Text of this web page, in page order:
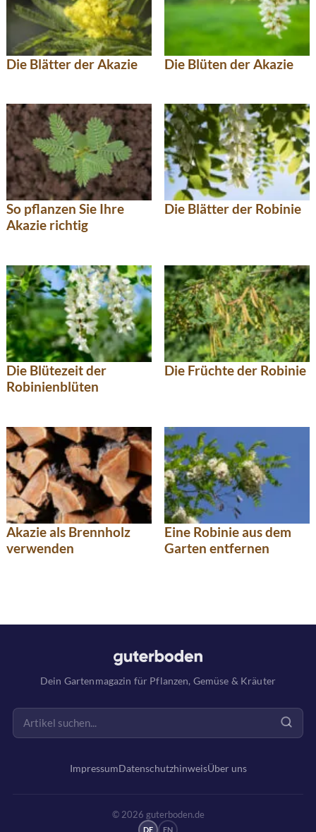
Die Blätter der Akazie Die Blüten der Akazie
So pflanzen Sie Ihre
Akazie richtig
Die Blätter der Robinie
Die Blütezeit der
Robinienblüten
Die Früchte der Robinie
Akazie als Brennholz
verwenden
Eine Robinie aus dem
Garten entfernen
Dein Gartenmagazin für Pflanzen, Gemüse & Kräuter
ImpressumDatenschutzhinweisÜber uns
© 2026 guterboden.de
DE EN